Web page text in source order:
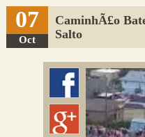
Sugerir Link
Adicionar Blog
Colmeia Exchange
Perguntas Frequentes
07
Oct
CaminhÃ£o
Salto